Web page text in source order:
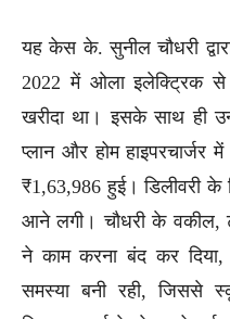
यह केस के. सुनील चौधरी
2022 में ओला इलेक्ट्रिक
खरीदा था। इसके साथ ही
प्लान और होम हाइपरचार्जर
₹1,63,986 हुई। डिलीवरी के
आने लगी। चौधरी के वकील,
ने काम करना बंद कर
समस्या बनी रही, जिससे